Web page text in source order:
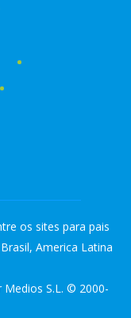
os sites para pais
America Latina
S.L. © 2000-